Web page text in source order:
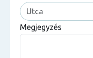
Megjegyzés